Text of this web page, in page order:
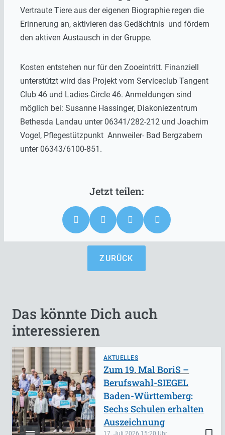
Vertraute Tiere aus der eigenen Biographie regen die
Erinnerung an, aktivieren das Gedächtnis und fördern
den aktiven Austausch in der Gruppe.
Kosten entstehen nur für den Zooeintritt. Finanziell
unterstützt wird das Projekt vom Serviceclub Tangent
Club 46 und Ladies-Circle 46. Anmeldungen sind
möglich bei: Susanne Hassinger, Diakoniezentrum
Bethesda Landau unter 06341/282-212 und Joachim
Vogel, Pflegestützpunkt Annweiler- Bad Bergzabern
unter 06343/6100-851.
ZURÜCK
Das könnte Dich auch
interessieren
AKTUELLES
17. Juli 2026 15:20
Zum 19. Mal BoriS –
Berufswahl-SIEGEL
Baden-Württemberg:
Sechs Schulen erhalten
Auszeichnung